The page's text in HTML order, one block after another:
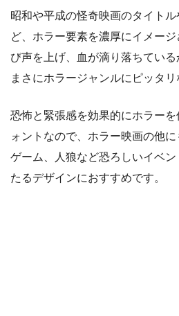
昭和や平成の怪奇映画のタイト
ど、ホラー要素を濃厚にイメー
び声を上げ、血が滴り落ちている
まさにホラージャンルにピッタリ
恐怖と緊張感を効果的にホラー
ォントなので、ホラー映画の他
ゲーム、人狼など恐ろしいイベ
たるデザインにおすすめです。